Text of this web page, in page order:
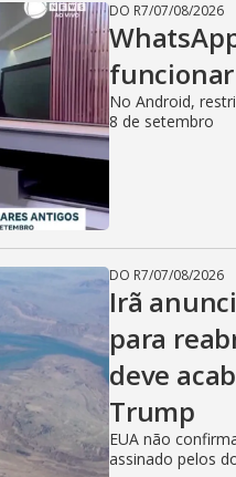
DO R7/07/08/2026
No Android,
8 de setembro
DO R7/07/08/2026
Irã
para
deve
Trump
EUA não
assinado pelos